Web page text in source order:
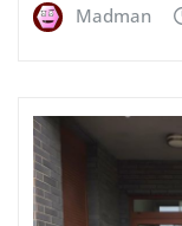
Madman